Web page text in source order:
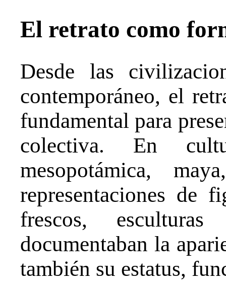
El retrato como
Desde las
contemporáneo, el
fundamental para
colectiva. En
mesopotámica,
representaciones de
frescos,
documentaban la
también su estatus,